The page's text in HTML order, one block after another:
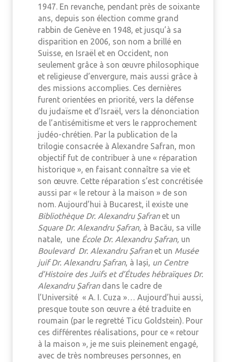
1947. En revanche, pendant près de soixante
ans, depuis son élection comme grand
rabbin de Genève en 1948, et jusqu’à sa
disparition en 2006, son nom a brillé en
Suisse, en Israël et en Occident, non
seulement grâce à son œuvre philosophique
et religieuse d’envergure, mais aussi grâce à
des missions accomplies. Ces dernières
furent orientées en priorité, vers la défense
du judaïsme et d’Israël, vers la dénonciation
de l’antisémitisme et vers le rapprochement
judéo-chrétien. Par la publication de la
trilogie consacrée à Alexandre Safran, mon
objectif fut de contribuer à une « réparation
historique », en faisant connaître sa vie et
son œuvre. Cette réparation s’est concrétisée
aussi par « le retour à la maison » de son
nom. Aujourd’hui à Bucarest, il existe une
Bibliothèque Dr. Alexandru Șafranet un
Square Dr. Alexandru Șafran, à Bacău, sa ville
natale, une École Dr. Alexandru Șafran, un
Boulevard Dr. Alexandru Șafranet un Musée
juif Dr. Alexandru Șafran, à Iași, un Centre
d’Histoire des Juifs et d’Études hébraïques Dr.
Alexandru Șafrandans le cadre de
l’Université « A. I. Cuza »… Aujourd’hui aussi,
presque toute son œuvre a été traduite en
roumain (par le regretté Ticu Goldstein). Pour
ces différentes réalisations, pour ce « retour
à la maison », je me suis pleinement engagé,
avec de très nombreuses personnes, en